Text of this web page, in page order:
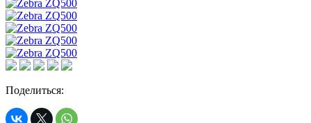
Поделиться: